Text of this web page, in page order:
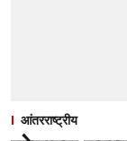
आंतरराष्ट्रीय